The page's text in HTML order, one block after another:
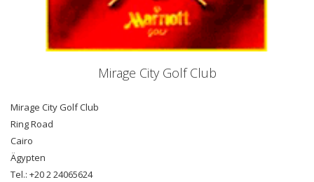
Mirage City Golf Club
Mirage City Golf Club
Ring Road
Cairo
Ägypten
Tel.: +20 2 24065624